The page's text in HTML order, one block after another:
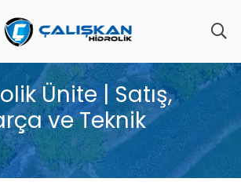
Ünite | Satış,
ve Teknik